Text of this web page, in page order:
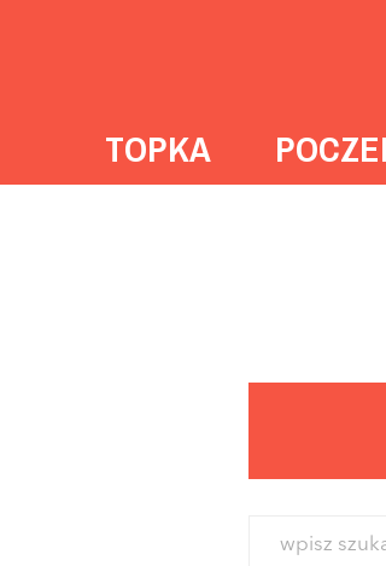
TOPKA